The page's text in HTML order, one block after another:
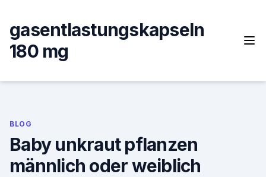
content
gasentlastungskapseln
180 mg
BLOG
Baby unkraut pflanzen
männlich oder weiblich